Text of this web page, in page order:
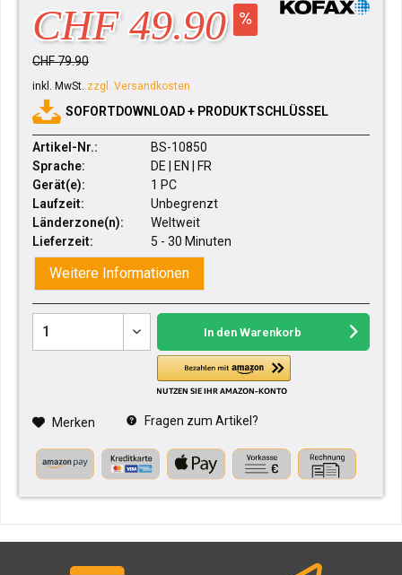
CHF 49.90
CHF 79.90
inkl. MwSt. zzgl. Versandkosten
SOFORTDOWNLOAD + PRODUKTSCHLÜSSEL
Artikel-Nr.:
BS-10850
Sprache:
DE | EN | FR
Gerät(e):
1 PC
Laufzeit:
Unbegrenzt
Länderzone(n):
Weltweit
Lieferzeit:
5 - 30 Minuten
Weitere Informationen
In den Warenkorb
Merken Fragen zum Artikel?